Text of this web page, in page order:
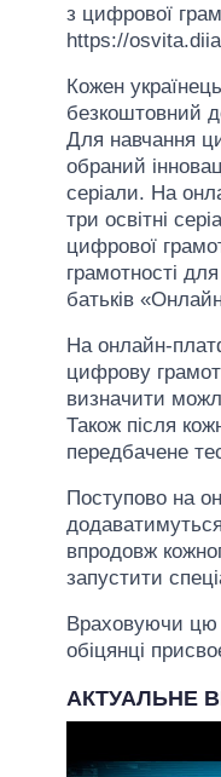
з цифрової
https://
Кожен
безкоштовний
Для навчання
обраний
серіали. На
три освітні
цифрової
грамотності
батьків
На онлайн-
цифрову
визначити
Також після
передбачене
Поступово на
додаватимуться
впродовж
запустити
Враховуючи цю
обіцянці
АКТУАЛЬНЕ